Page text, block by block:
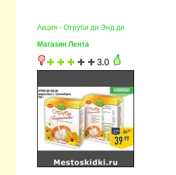
Акция - Отруби ди Энд ди
Магазин Лента
3.0